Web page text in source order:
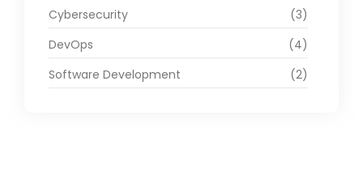
Cybersecurity
(3)
DevOps
(4)
Software Development
(2)